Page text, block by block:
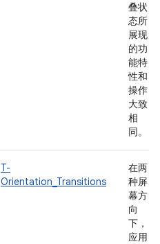
叠状
态所
展现
的功
能特
性和
操作
大致
相
同。
T-
Orientation_Transitions
在两
种屏
幕方
向
下，
应用